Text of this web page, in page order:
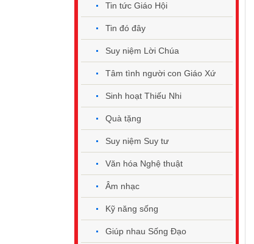
Tin tức Giáo Hội
Tin đó đây
Suy niệm Lời Chúa
Tâm tình người con Giáo Xứ
Sinh hoạt Thiếu Nhi
Quà tặng
Suy niệm Suy tư
Văn hóa Nghệ thuật
Âm nhạc
Kỹ năng sống
Giúp nhau Sống Đạo